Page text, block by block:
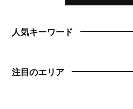
人気キーワード
注目のエリア